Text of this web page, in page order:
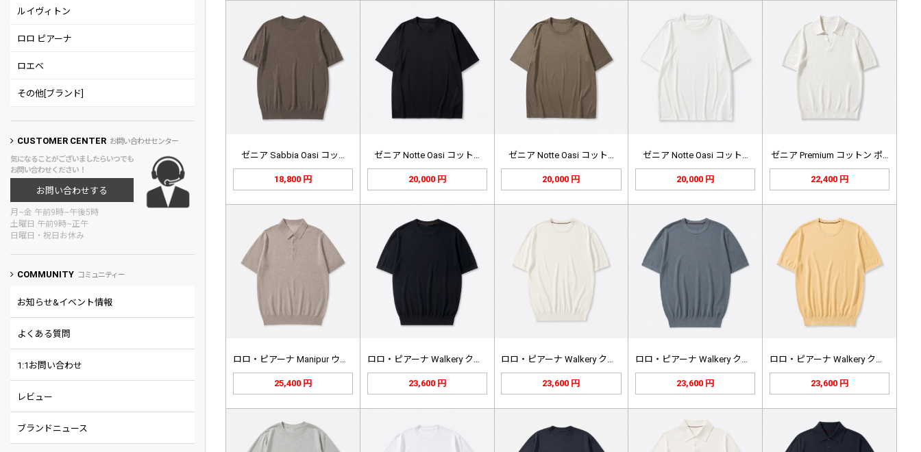
ルイヴィトン
ロロ ピアーナ
ロエベ
その他[ブランド]
CUSTOMER CENTER お問い合わせセンター
気になることがございましたらいつでも
お問い合わせください！
お問い合わせする
月~金 午前9時~午後5時
土曜日 午前9時~正午
日曜日・祝日お休み
COMMUNITY コミュニティー
お知らせ&イベント情報
よくある質問
1:1お問い合わせ
レビュー
ブランドニュース
ゼニア Sabbia Oasi コッ…
18,800 円
ゼニア Notte Oasi コット…
20,000 円
ゼニア Notte Oasi コット…
20,000 円
ゼニア Notte Oasi コット…
20,000 円
ゼニア Premium コットン ポ…
22,400 円
25,400 円 23,600 円 23,600 円 23,600 円 23,600 円